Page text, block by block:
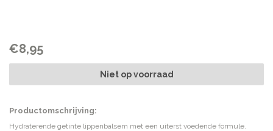
€8,95
Niet op voorraad
Productomschrijving:
Hydraterende getinte lippenbalsem met een uiterst voedende formule.